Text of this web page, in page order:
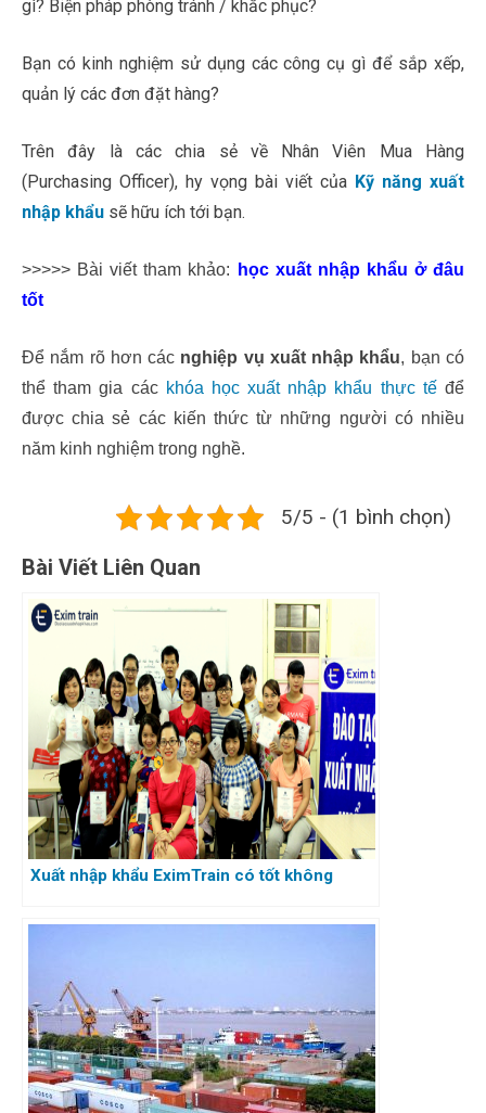
gì? Biện pháp phòng tránh / khắc phục?
Bạn có kinh nghiệm sử dụng các công cụ gì để sắp xếp,
quản lý các đơn đặt hàng?
Trên đây là các chia sẻ về Nhân Viên Mua Hàng
(Purchasing Officer), hy vọng bài viết của Kỹ năng xuất
nhập khẩu sẽ hữu ích tới bạn.
>>>>> Bài viết tham khảo:
học xuất nhập khẩu ở đâu
tốt
Để nắm rõ hơn các nghiệp vụ xuất nhập khẩu, bạn có
thể tham gia các khóa học xuất nhập khẩu thực tếđể
được chia sẻ các kiến thức từ những người có nhiều
năm kinh nghiệm trong nghề.
5/5 - (1 bình chọn)
Bài Viết Liên Quan
Xuất nhập khẩu EximTrain có tốt không